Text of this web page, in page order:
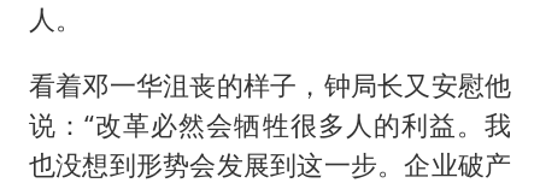
人。
看着邓一华沮丧的样子，钟局长又安慰他
说：“改革必然会牺牲很多人的利益。我
也没想到形势会发展到这一步。企业破产